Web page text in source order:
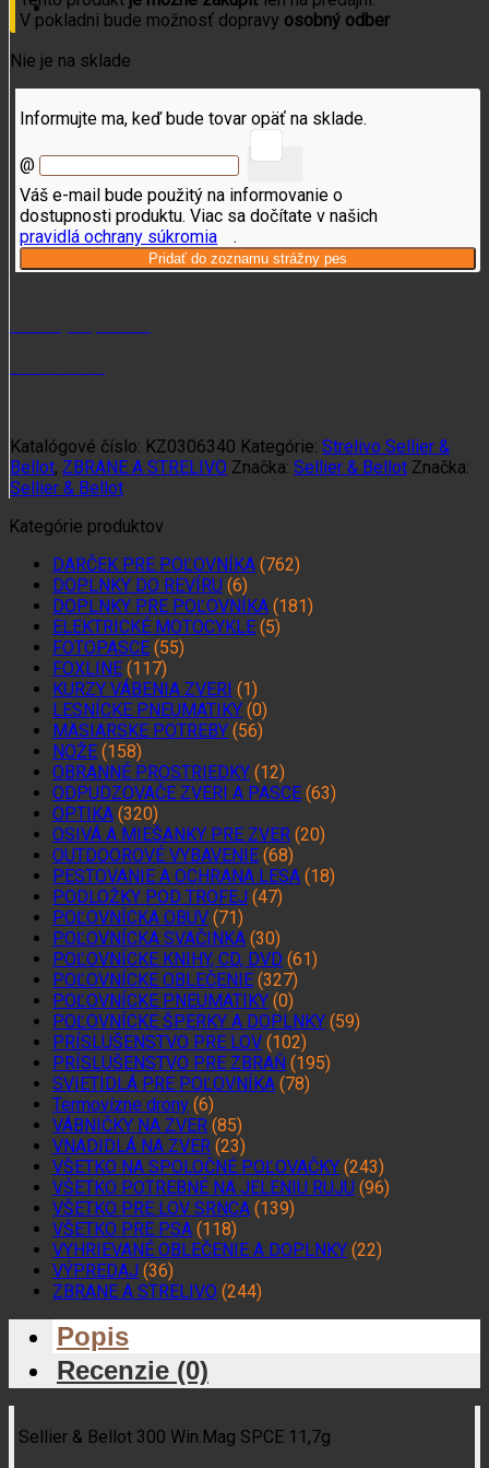
V pokladni bude možnosť dopravy osobný odber
Nie je na sklade
Informujte ma, keď bude tovar opäť na sklade.
@
Váš e-mail bude použitý na informovanie o
dostupnosti produktu. Viac sa dočítate v našich
pravidlá ochrany súkromia
.
Katalógové číslo: KZ0306340 Kategórie: Strelivo Sellier &
Bellot, ZBRANE A STRELIVO Značka: Sellier & Bellot Značka:
Sellier & Bellot
Kategórie produktov
DARČEK PRE POĽOVNÍKA (762)
DOPLNKY DO REVÍRU (6)
DOPLNKY PRE POĽOVNÍKA (181)
ELEKTRICKÉ MOTOCYKLE (5)
FOTOPASCE (55)
FOXLINE (117)
KURZY VÁBENIA ZVERI (1)
LESNÍCKE PNEUMATIKY (0)
MÄSIARSKE POTREBY (56)
NOŽE (158)
OBRANNÉ PROSTRIEDKY (12)
ODPUDZOVAČE ZVERI A PASCE (63)
OPTIKA (320)
OSIVÁ A MIEŠANKY PRE ZVER (20)
OUTDOOROVÉ VYBAVENIE (68)
PESTOVANIE A OCHRANA LESA (18)
PODLOŽKY POD TROFEJ (47)
POĽOVNÍCKA OBUV (71)
POĽOVNÍCKA SVAČINKA (30)
POĽOVNÍCKE KNIHY, CD, DVD (61)
POĽOVNÍCKE OBLEČENIE (327)
POĽOVNÍCKE PNEUMATIKY (0)
POĽOVNÍCKE ŠPERKY A DOPLNKY (59)
PRÍSLUŠENSTVO PRE LOV (102)
PRÍSLUŠENSTVO PRE ZBRAŇ (195)
SVIETIDLÁ PRE POĽOVNÍKA (78)
Termovízne drony (6)
VÁBNIČKY NA ZVER (85)
VNADIDLÁ NA ZVER (23)
VŠETKO NA SPOLOČNÉ POĽOVAČKY (243)
VŠETKO POTREBNÉ NA JELENIU RUJU (96)
VŠETKO PRE LOV SRNCA (139)
VŠETKO PRE PSA (118)
VYHRIEVANÉ OBLEČENIE A DOPLNKY (22)
VÝPREDAJ (36)
ZBRANE A STRELIVO (244)
Popis
Recenzie (0)
Sellier & Bellot 300 Win.Mag SPCE 11,7g